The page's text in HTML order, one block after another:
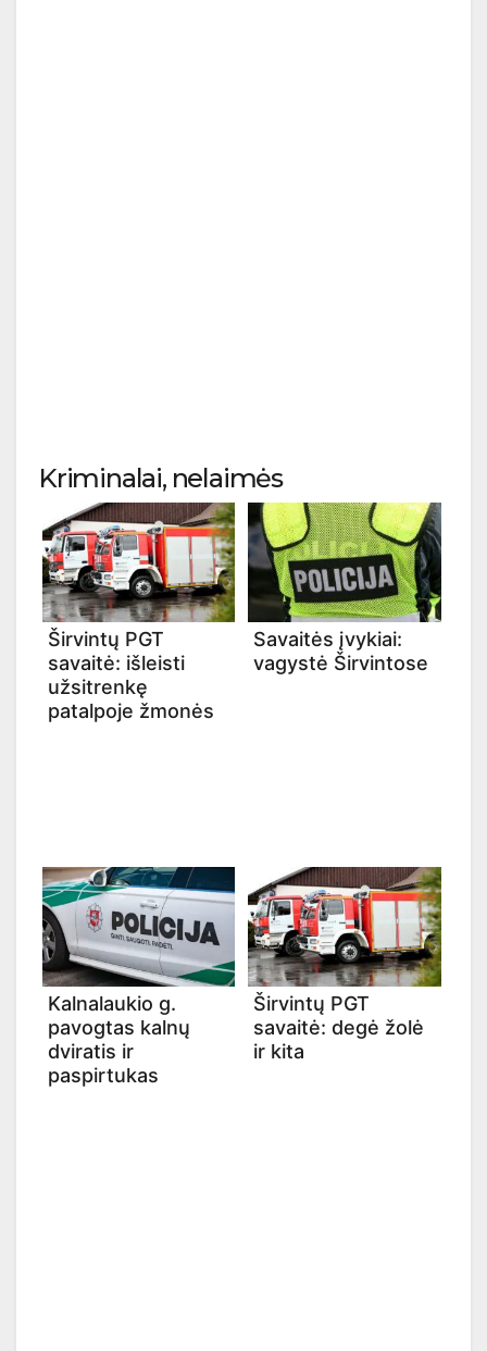
Kriminalai, nelaimės
Širvintų PGT
savaitė: išleisti
užsitrenkę
patalpoje žmonės
Savaitės įvykiai:
vagystė Širvintose
Kalnalaukio g.
pavogtas kalnų
dviratis ir
paspirtukas
Širvintų PGT
savaitė: degė žolė
ir kita